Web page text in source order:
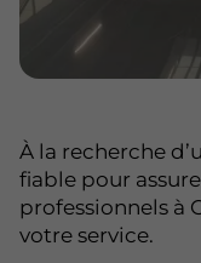
À la recherche
fiable pour
professionnels à
votre service.